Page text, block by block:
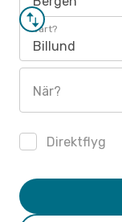
Vart?
Billund
När?
Direktflyg